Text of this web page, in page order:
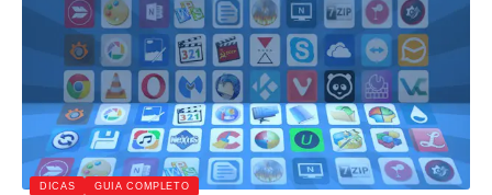
DICAS GUIA COMPLETO